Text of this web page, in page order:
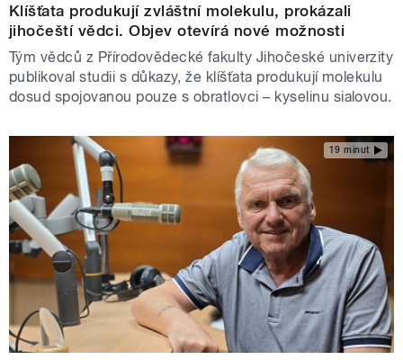
Klíšťata produkují zvláštní molekulu, prokázali
jihočeští vědci. Objev otevírá nové možnosti
Tým vědců z Přírodovědecké fakulty Jihočeské univerzity
publikoval studii s důkazy, že klíšťata produkují molekulu
dosud spojovanou pouze s obratlovci – kyselinu sialovou.
19 minut